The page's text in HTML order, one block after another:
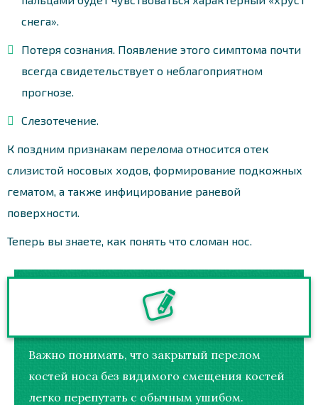
снега».
Потеря сознания. Появление этого симптома почти
всегда свидетельствует о неблагоприятном
прогнозе.
Слезотечение.
К поздним признакам перелома относится отек
слизистой носовых ходов, формирование подкожных
гематом, а также инфицирование раневой
поверхности.
Теперь вы знаете, как понять что сломан нос.
Важно понимать, что закрытый перелом
костей носа без видимого смещения костей
легко перепутать с обычным ушибом.